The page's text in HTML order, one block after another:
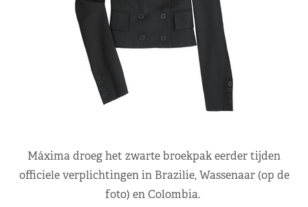
Máxima droeg het zwarte broekpak eerder tijden
officiele verplichtingen in Brazilie, Wassenaar (op de
foto) en Colombia.